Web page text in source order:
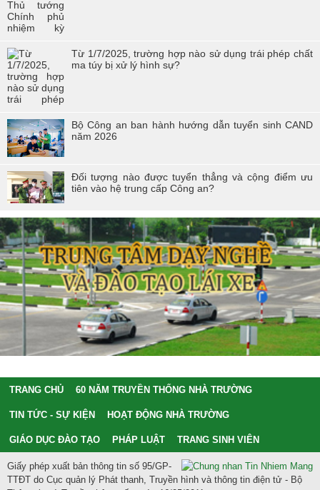
Từ 1/7/2025, trường hợp nào sử dụng trái phép chất
ma túy bị xử lý hình sự?
Bộ Công an ban hành hướng dẫn tuyển sinh CAND
năm 2026
Đối tượng nào được tuyển thẳng và cộng điểm ưu
tiên vào hệ trung cấp Công an?
TRANG CHỦ 60 NĂM TRUYỀN THỐNG NHÀ TRƯỜNG
TIN TỨC - SỰ KIỆN HOẠT ĐỘNG NHÀ TRƯỜNG
GIÁO DỤC ĐÀO TẠO PHÁP LUẬT TRANG SINH VIÊN
Giấy phép xuất bản thông tin số 95/GP-
TTĐT do Cục quản lý Phát thanh, Truyền hình và thông tin điện tử - Bộ